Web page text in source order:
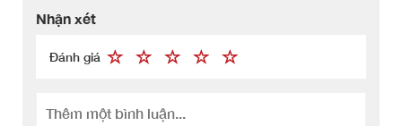
Nhận xét
Đánh giá